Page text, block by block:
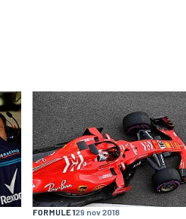
FORMULE 129 nov 2018